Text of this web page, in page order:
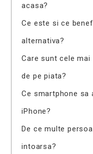
acasa?
Ce este si ce
alternativa?
Care sunt cele
de pe piata?
Ce smartphone sa
iPhone?
De ce multe
intoarsa?